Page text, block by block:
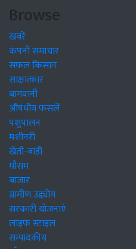
Browse
खबरें
कंपनी समाचार
सफल किसान
साक्षात्कार
बागवानी
औषधीय फसलें
पशुपालन
मशीनरी
खेती-बाड़ी
मौसम
बाजार
ग्रामीण उद्द्योग
सरकारी योजनाएं
लाइफ स्टाइल
सम्पादकीय